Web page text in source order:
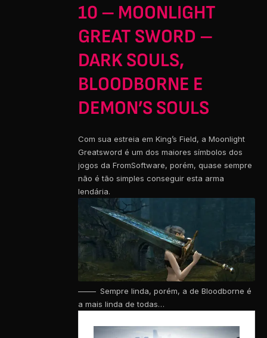
10 – MOONLIGHT
GREAT SWORD –
DARK SOULS,
BLOODBORNE E
DEMON’S SOULS
Com sua estreia em King’s Field, a Moonlight
Greatsword é um dos maiores símbolos dos
jogos da FromSoftware, porém, quase sempre
não é tão simples conseguir esta arma
lendária.
Sempre linda, porém, a de Bloodborne é
a mais linda de todas…